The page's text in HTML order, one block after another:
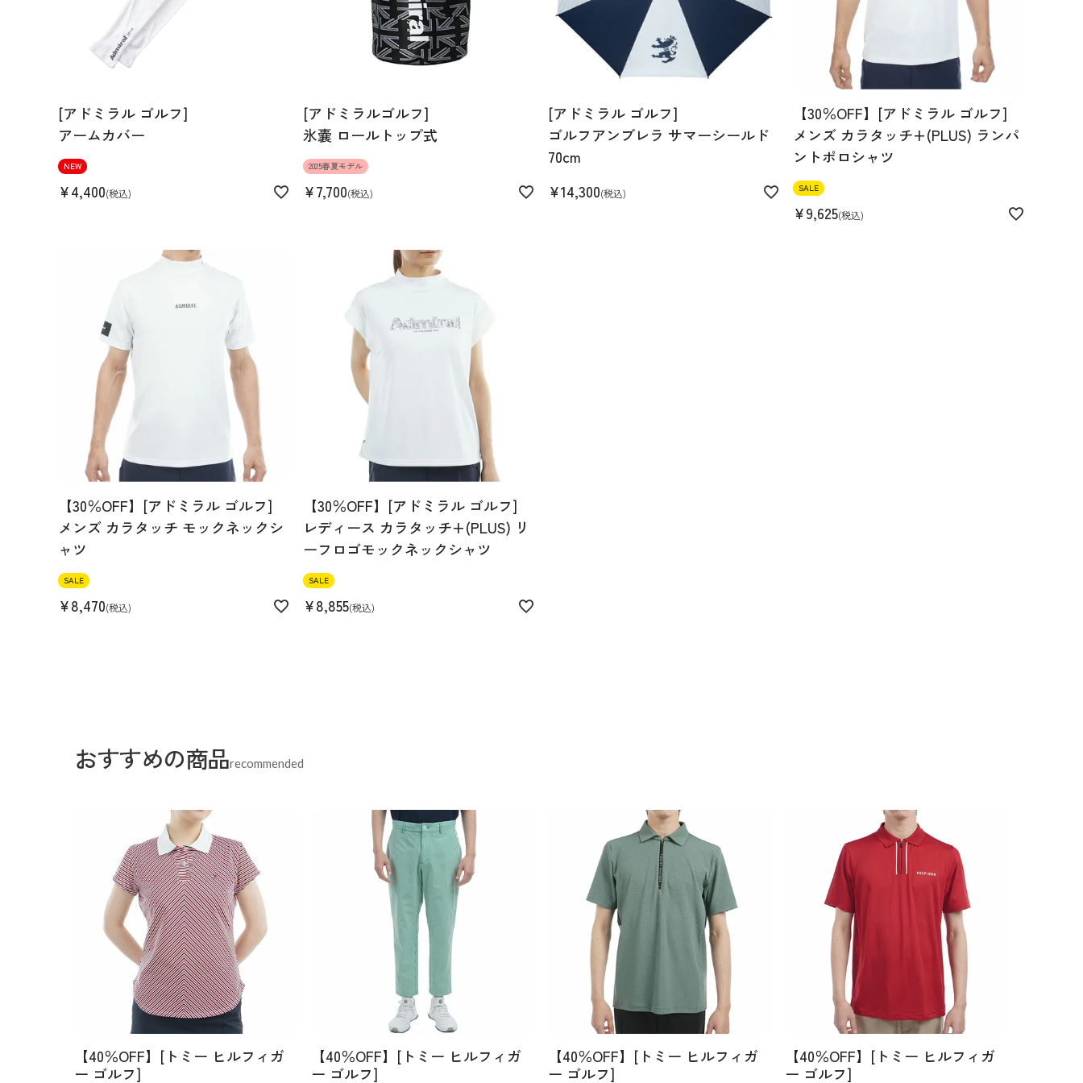
[アドミラル ゴルフ]
アームカバー
NEW
¥4,400 税込
[アドミラルゴルフ]
氷嚢 ロールトップ式
2025春夏モデル
¥7,700 税込
[アドミラル ゴルフ]
ゴルフアンブレラ サマーシールド
70cm
¥14,300 税込
【30％OFF】[アドミラル ゴルフ]
メンズ カラタッチ+(PLUS) ランパ
ントポロシャツ
SALE
¥9,625 税込
【30％OFF】[アドミラル ゴルフ]
メンズ カラタッチ モックネックシ
ャツ
SALE
¥8,470 税込
【30％OFF】[アドミラル ゴルフ]
レディース カラタッチ+(PLUS) リ
ーフロゴモックネックシャツ
SALE
¥8,855 税込
おすすめの商品recommended
【40％OFF】[トミー ヒルフィガ
ー ゴルフ]
【40％OFF】[トミー ヒルフィガ
ー ゴルフ]
【40％OFF】[トミー ヒルフィガ
ー ゴルフ]
【40％OFF】[トミー ヒルフィガ
ー ゴルフ]